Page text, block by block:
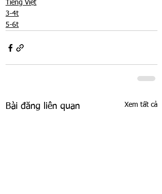
Tiếng Việt
3-4t
5-6t
Bài đăng liên quan Xem tất cả